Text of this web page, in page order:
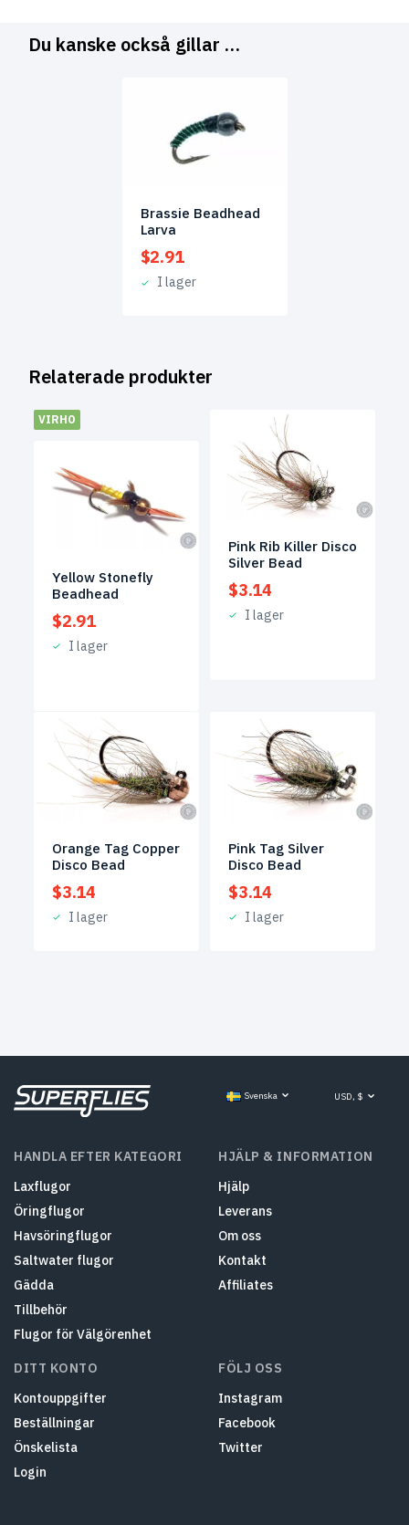
Du kanske också gillar …
Brassie Beadhead
Larva
$2.91
I lager
Relaterade produkter
VIRHO
Yellow Stonefly
Beadhead
$2.91
I lager
Pink Rib Killer Disco
Silver Bead
$3.14
I lager
Orange Tag Copper
Disco Bead
$3.14
I lager
Pink Tag Silver
Disco Bead
$3.14
I lager
Svenska USD, $
HANDLA EFTER KATEGORI
Laxflugor
Öringflugor
Havsöringflugor
Saltwater flugor
Gädda
Tillbehör
Flugor för Välgörenhet
HJÄLP & INFORMATION
Hjälp
Leverans
Om oss
Kontakt
Affiliates
DITT KONTO
Kontouppgifter
Beställningar
Önskelista
Login
FÖLJ OSS
Instagram
Facebook
Twitter